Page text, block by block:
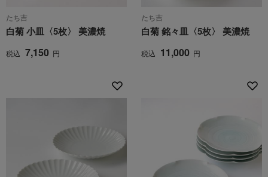
たち吉
白菊 小皿〈5枚〉 美濃焼
税込 7,150 円
たち吉
白菊 銘々皿〈5枚〉 美濃焼
税込 11,000 円